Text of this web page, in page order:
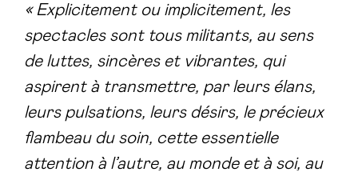
« Explicitement ou implicitement, les
spectacles sont tous militants, au sens
de luttes, sincères et vibrantes, qui
aspirent à transmettre, par leurs élans,
leurs pulsations, leurs désirs, le précieux
flambeau du soin, cette essentielle
attention à l’autre, au monde et à soi, au